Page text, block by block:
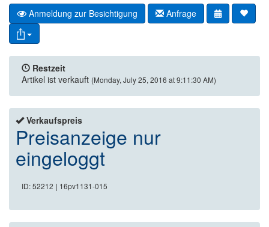
Anmeldung zur Besichtigung Anfrage
Restzeit
Artikel ist verkauft (Monday, July 25, 2016 at 9:11:30 AM)
Verkaufspreis
Preisanzeige nur
eingeloggt
ID: 52212 | 16pv1131-015